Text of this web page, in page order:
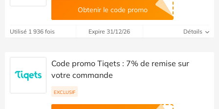
Obtenir le code promo
Utilisé 1 936 fois Expire 31/12/26 Détails
Code promo Tiqets : 7% de remise sur
votre commande
EXCLUSIF